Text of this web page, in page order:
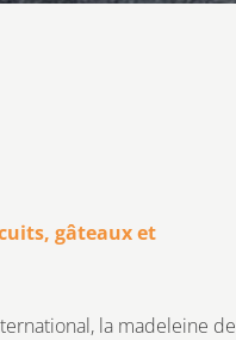
gâteaux et
la madeleine de